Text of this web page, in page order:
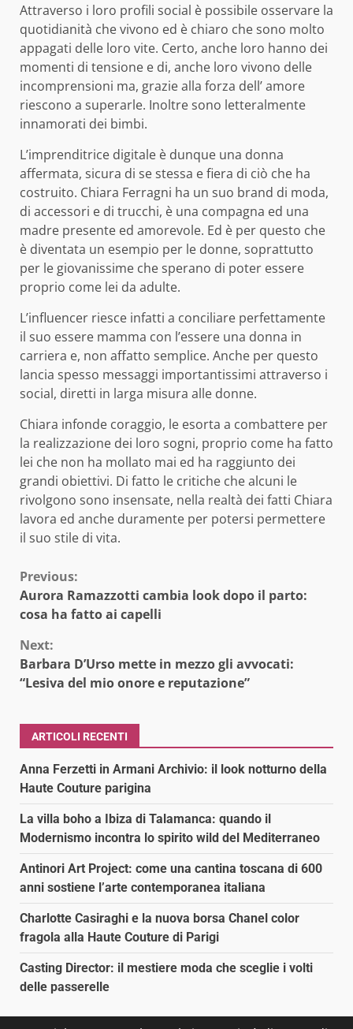
Attraverso i loro profili social è possibile osservare la
quotidianità che vivono ed è chiaro che sono molto
appagati delle loro vite. Certo, anche loro hanno dei
momenti di tensione e di, anche loro vivono delle
incomprensioni ma, grazie alla forza dell’ amore
riescono a superarle. Inoltre sono letteralmente
innamorati dei bimbi.
L’imprenditrice digitale è dunque una donna
affermata, sicura di se stessa e fiera di ciò che ha
costruito. Chiara Ferragni ha un suo brand di moda,
di accessori e di trucchi, è una compagna ed una
madre presente ed amorevole. Ed è per questo che
è diventata un esempio per le donne, soprattutto
per le giovanissime che sperano di poter essere
proprio come lei da adulte.
L’influencer riesce infatti a conciliare perfettamente
il suo essere mamma con l’essere una donna in
carriera e, non affatto semplice. Anche per questo
lancia spesso messaggi importantissimi attraverso i
social, diretti in larga misura alle donne.
Chiara infonde coraggio, le esorta a combattere per
la realizzazione dei loro sogni, proprio come ha fatto
lei che non ha mollato mai ed ha raggiunto dei
grandi obiettivi. Di fatto le critiche che alcuni le
rivolgono sono insensate, nella realtà dei fatti Chiara
lavora ed anche duramente per potersi permettere
il suo stile di vita.
Continue
Reading
Previous:
Aurora Ramazzotti cambia look dopo il parto:
cosa ha fatto ai capelli
Next:
Barbara D’Urso mette in mezzo gli avvocati:
“Lesiva del mio onore e reputazione”
ARTICOLI RECENTI
Anna Ferzetti in Armani Archivio: il look notturno della
Haute Couture parigina
La villa boho a Ibiza di Talamanca: quando il
Modernismo incontra lo spirito wild del Mediterraneo
Antinori Art Project: come una cantina toscana di 600
anni sostiene l’arte contemporanea italiana
Charlotte Casiraghi e la nuova borsa Chanel color
fragola alla Haute Couture di Parigi
Casting Director: il mestiere moda che sceglie i volti
delle passerelle